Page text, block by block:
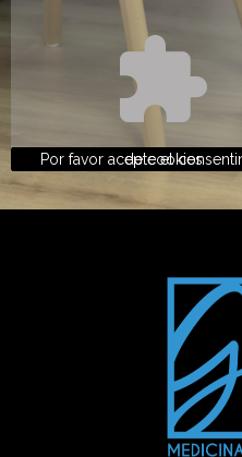
Por favor acepte el consentimiento de cookies